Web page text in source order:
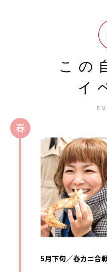
この
イ
春
5月下旬／春カニ合